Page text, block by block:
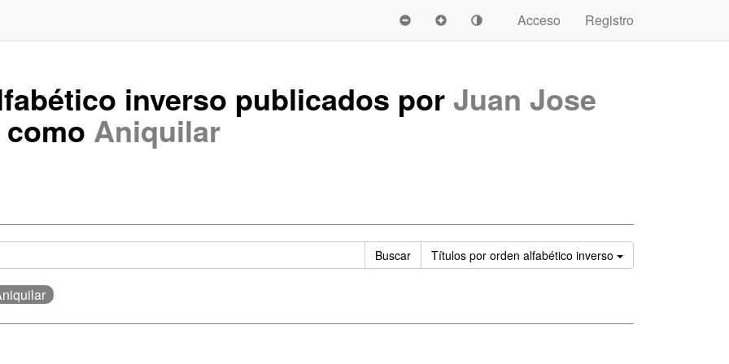
Acceso Registro
inverso publicados por Juan Jose
Aniquilar
Buscar Títulos por orden alfabético inverso Ordenar